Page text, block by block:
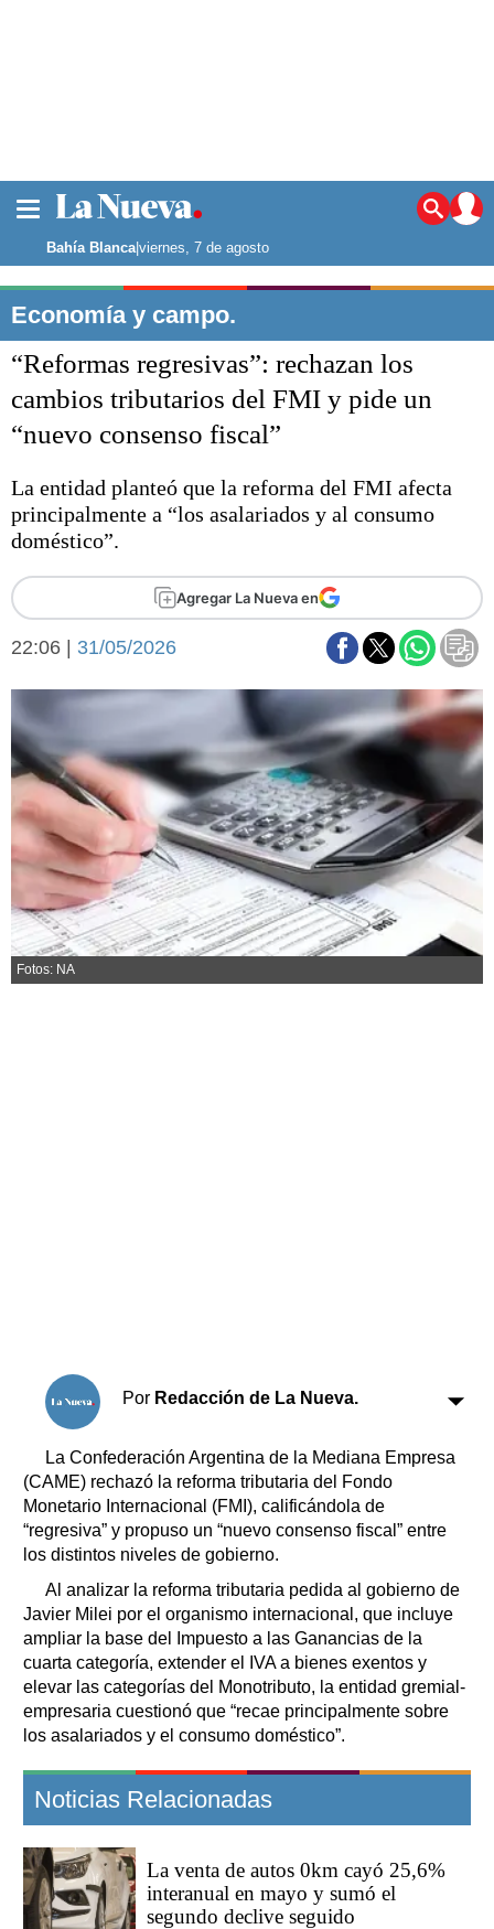
Noticias
La ciudad
Punta Alta
El país
El mundo
Seguridad
Escenario Olímpico
Liga del Sur
Básquetbol
Aplausos
Cines
Economía y campo
Economía y finanzas
Con el campo
Espacio empresas
Sociedad y tiempo
libre
Sociedad
Tecnología
Turismo
Salud
Es viral
El tiempo
Fúnebres
Clasificados
Bahía Blanca|viernes, 7 de agosto
Economía y campo.
“Reformas regresivas”: rechazan los
cambios tributarios del FMI y pide un
“nuevo consenso fiscal”
La entidad planteó que la reforma del FMI afecta
principalmente a “los asalariados y al consumo
doméstico”.
Agregar La Nueva en
22:06 | 31/05/2026
Fotos: NA
Por Redacción de La Nueva.
La Confederación Argentina de la Mediana Empresa
(CAME) rechazó la reforma tributaria del Fondo
Monetario Internacional (FMI), calificándola de
“regresiva” y propuso un “nuevo consenso fiscal” entre
los distintos niveles de gobierno.
Al analizar la reforma tributaria pedida al gobierno de
Javier Milei por el organismo internacional, que incluye
ampliar la base del Impuesto a las Ganancias de la
cuarta categoría, extender el IVA a bienes exentos y
elevar las categorías del Monotributo, la entidad gremial-
empresaria cuestionó que “recae principalmente sobre
los asalariados y el consumo doméstico”.
Noticias Relacionadas
La venta de autos 0km cayó 25,6%
interanual en mayo y sumó el
segundo declive seguido